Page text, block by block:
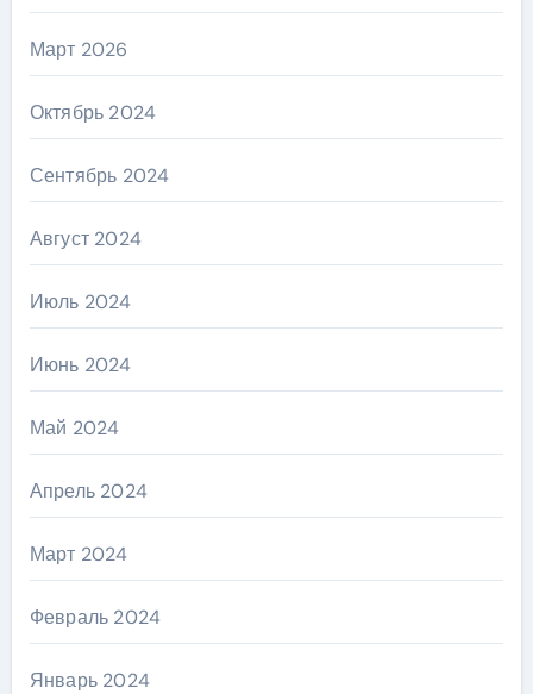
Март 2026
Октябрь 2024
Сентябрь 2024
Август 2024
Июль 2024
Июнь 2024
Май 2024
Апрель 2024
Март 2024
Февраль 2024
Январь 2024